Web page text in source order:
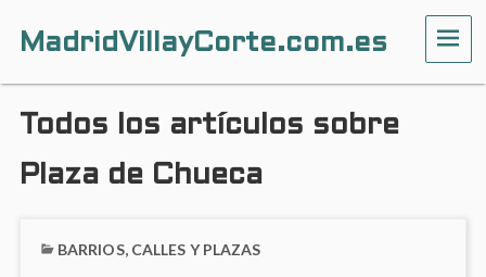
MadridVillayCorte.com.es
Todos los artículos sobre
Plaza de Chueca
BARRIOS, CALLES Y PLAZAS